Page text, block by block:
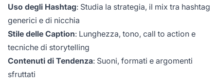
Uso degli Hashtag: Studia la strategia, il mix tra hashtag
generici e di nicchia
Stile delle Caption: Lunghezza, tono, call to action e
tecniche di storytelling
Contenuti di Tendenza: Suoni, formati e argomenti
sfruttati